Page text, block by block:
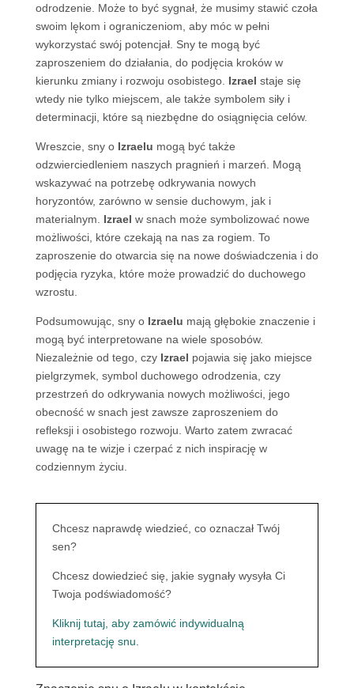
odrodzenie. Może to być sygnał, że musimy stawić czoła
swoim lękom i ograniczeniom, aby móc w pełni
wykorzystać swój potencjał. Sny te mogą być
zaproszeniem do działania, do podjęcia kroków w
kierunku zmiany i rozwoju osobistego. Izrael staje się
wtedy nie tylko miejscem, ale także symbolem siły i
determinacji, które są niezbędne do osiągnięcia celów.
Wreszcie, sny o Izraelu mogą być także
odzwierciedleniem naszych pragnień i marzeń. Mogą
wskazywać na potrzebę odkrywania nowych
horyzontów, zarówno w sensie duchowym, jak i
materialnym. Izrael w snach może symbolizować nowe
możliwości, które czekają na nas za rogiem. To
zaproszenie do otwarcia się na nowe doświadczenia i do
podjęcia ryzyka, które może prowadzić do duchowego
wzrostu.
Podsumowując, sny o Izraelu mają głębokie znaczenie i
mogą być interpretowane na wiele sposobów.
Niezależnie od tego, czy Izrael pojawia się jako miejsce
pielgrzymek, symbol duchowego odrodzenia, czy
przestrzeń do odkrywania nowych możliwości, jego
obecność w snach jest zawsze zaproszeniem do
refleksji i osobistego rozwoju. Warto zatem zwracać
uwagę na te wizje i czerpać z nich inspirację w
codziennym życiu.
Chcesz naprawdę wiedzieć, co oznaczał Twój
sen?
Chcesz dowiedzieć się, jakie sygnały wysyła Ci
Twoja podświadomość?
Kliknij tutaj, aby zamówić indywidualną
interpretację snu.